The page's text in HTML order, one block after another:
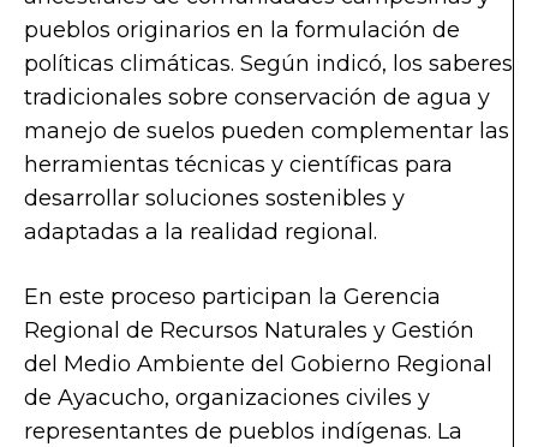
pueblos originarios en la formulación de
políticas climáticas. Según indicó, los saberes
tradicionales sobre conservación de agua y
manejo de suelos pueden complementar las
herramientas técnicas y científicas para
desarrollar soluciones sostenibles y
adaptadas a la realidad regional.
En este proceso participan la Gerencia
Regional de Recursos Naturales y Gestión
del Medio Ambiente del Gobierno Regional
de Ayacucho, organizaciones civiles y
representantes de pueblos indígenas. La